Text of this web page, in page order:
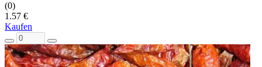
(0)
1.57 €
Kaufen